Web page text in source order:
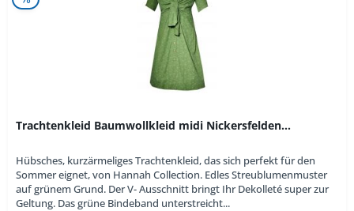
Trachtenkleid Baumwollkleid midi Nickersfelden...
Hübsches, kurzärmeliges Trachtenkleid, das sich perfekt für den
Sommer eignet, von Hannah Collection. Edles Streublumenmuster
auf grünem Grund. Der V- Ausschnitt bringt Ihr Dekolleté super zur
Geltung. Das grüne Bindeband unterstreicht...